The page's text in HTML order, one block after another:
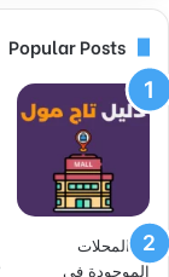
Popular Posts